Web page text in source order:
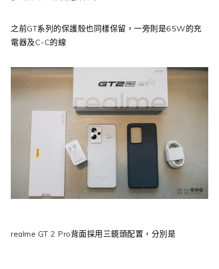
之前GT系列的保護殼也同樣保留，一旁則是65W的充
電器及C-C的線
realme GT 2 Pro背面採用三鏡頭配置，分別是